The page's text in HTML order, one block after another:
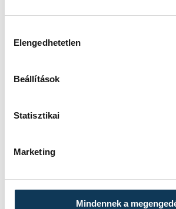
Elengedhetetlen
Beállítások
Statisztikai
Marketing
Mindennek a
szerint pedig az EKF